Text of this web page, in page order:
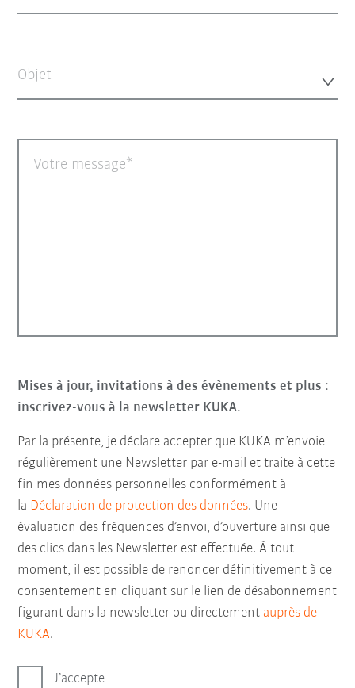
Objet
Votre message
Mises à jour, invitations à des évènements et plus :
inscrivez-vous à la newsletter KUKA.
Par la présente, je déclare accepter que KUKA m’envoie
régulièrement une Newsletter par e-mail et traite à cette
fin mes données personnelles conformément à
la Déclaration de protection des données. Une
évaluation des fréquences d’envoi, d’ouverture ainsi que
des clics dans les Newsletter est effectuée. À tout
moment, il est possible de renoncer définitivement à ce
consentement en cliquant sur le lien de désabonnement
figurant dans la newsletter ou directement auprès de
KUKA.
J’accepte